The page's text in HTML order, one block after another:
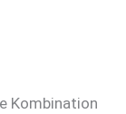
Kombination